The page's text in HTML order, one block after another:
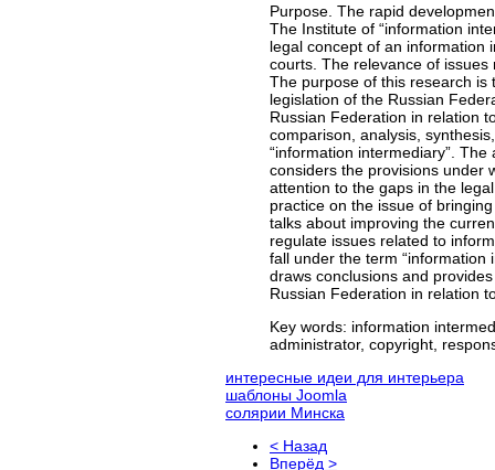
Purpose. The rapid
The Institute of “information
legal concept of an information
courts. The relevance of
The purpose of this research is
legislation of the Russian
Russian Federation in relation
comparison, analysis,
“information intermediary”.
considers the provisions under
attention to the gaps in the
practice on the issue of
talks about improving the
regulate issues related to
fall under the term “information
draws conclusions and
Russian Federation in relation
Key words: information
administrator, copyright,
интересные идеи для интерьера
шаблоны Joomla
солярии Минска
< Назад
Вперёд >